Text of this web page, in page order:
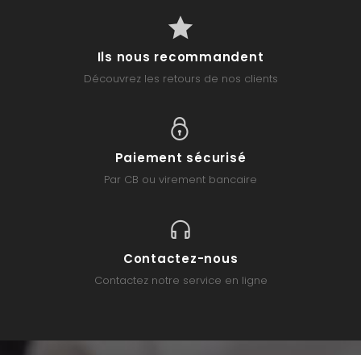
Ils nous recommandent
Découvrez les retours de nos clients
Paiement sécurisé
Par CB ou virement bancaire
Contactez-nous
Contactez notre service en ligne